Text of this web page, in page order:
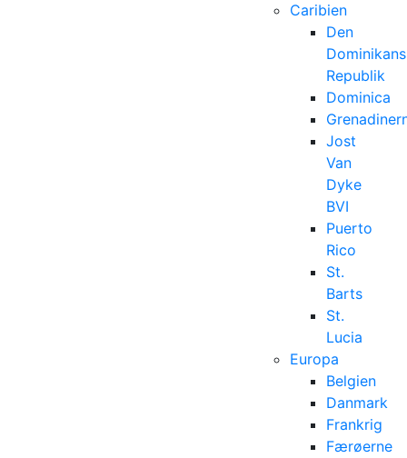
Caribien
Den
Republik
Dominica
Jost
Van
Dyke
BVI
Puerto
Rico
St.
Barts
St.
Lucia
Europa
Belgien
Danmark
Frankrig
Færøerne